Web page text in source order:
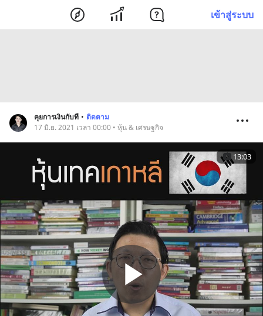
เข้าสู่ระบบ
คุยการเงินกับที • ติดตาม
17 มิ.ย. 2021 เวลา 00:00 • หุ้น & เศรษฐกิจ
13:03